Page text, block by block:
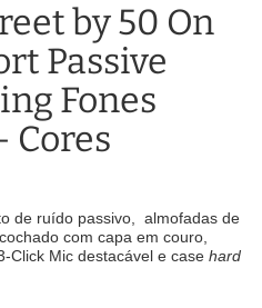
by 50 On
Passive
Fones
Cores
de ruído passivo, almofadas de
com capa em couro,
Click Mic destacável e case hard